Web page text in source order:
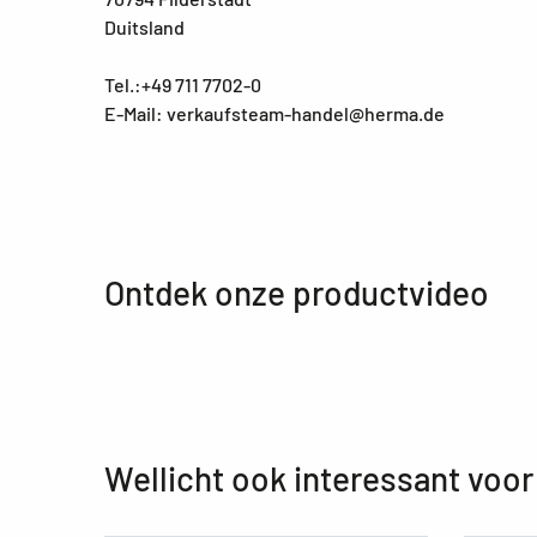
Duitsland
Tel.:+49 711 7702-0
E-Mail: verkaufsteam-handel@herma.de
Ontdek onze productvideo
Wellicht ook interessant